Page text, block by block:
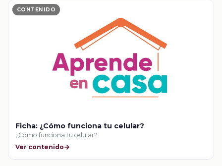
CONTENIDO
Ficha: ¿Cómo funciona tu celular?
¿Cómo funciona tu celular?
Ver contenido